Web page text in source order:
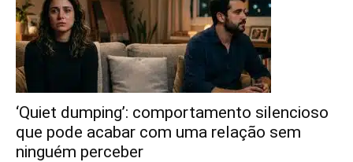
‘Quiet dumping’: comportamento silencioso
que pode acabar com uma relação sem
ninguém perceber